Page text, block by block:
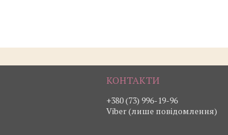
+380 (73) 996-19-96
Viber (лише повідомлення)